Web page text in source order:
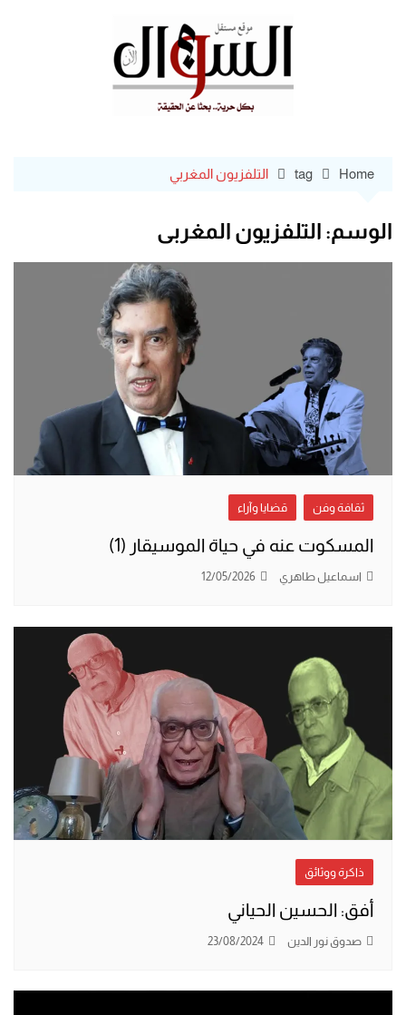
Home
tag التلفزيون المغربي
الوسم: التلفزيون المغربي
ثقافة وفن قضايا وآراء
المسكوت عنه في حياة الموسيقار (1)
اسماعيل طاهري 12/05/2026
ذاكرة ووثائق
أفق: الحسين الحياني
صدوق نور الدين 23/08/2024